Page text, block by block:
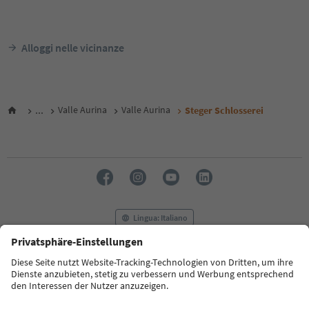
Alloggi nelle vicinanze
... Valle Aurina Valle Aurina Steger Schlosserei
Lingua: Italiano
FAQ Contatti Press MICE
Privacy Policy
Termini e condizioni
Crediti
Cookie Policy